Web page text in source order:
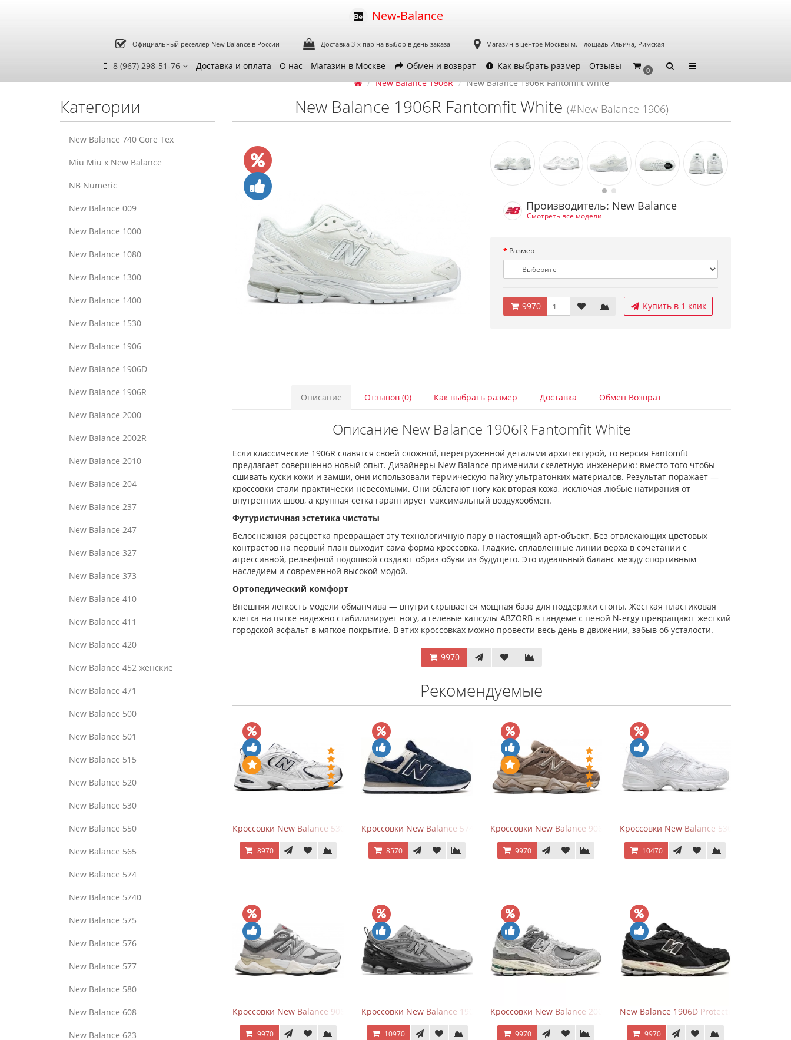
New-Balance
Официальный реселлер New Balance в России Доставка 3-х пар на выбор в день заказа Магазин в центре Москвы м. Площадь Ильича, Римская
8 (967) 298-51-76 Доставка и оплата О нас Магазин в Москве Обмен и возврат Как выбрать размер Отзывы 0
Категории
New Balance 740 Gore Tex
Miu Miu x New Balance
NB Numeric
New Balance 009
New Balance 1000
New Balance 1080
New Balance 1300
New Balance 1400
New Balance 1530
New Balance 1906
New Balance 1906D
New Balance 1906R
New Balance 2000
New Balance 2002R
New Balance 2010
New Balance 204
New Balance 237
New Balance 247
New Balance 327
New Balance 373
New Balance 410
New Balance 411
New Balance 420
New Balance 452 женские
New Balance 471
New Balance 500
New Balance 501
New Balance 515
New Balance 520
New Balance 530
New Balance 550
New Balance 565
New Balance 574
New Balance 5740
New Balance 575
New Balance 576
New Balance 577
New Balance 580
New Balance 608
New Balance 623
New Balance 1906R New Balance 1906R Fantomfit White
New Balance 1906R Fantomfit White (#New Balance 1906)
Производитель: New Balance
Смотреть все модели
Размер
9970 Купить в 1 клик
Описание Отзывов (0) Как выбрать размер Доставка Обмен Возврат
Описание New Balance 1906R Fantomfit White
Если классические 1906R славятся своей сложной, перегруженной деталями архитектурой, то версия Fantomfit
предлагает совершенно новый опыт. Дизайнеры New Balance применили скелетную инженерию: вместо того чтобы
сшивать куски кожи и замши, они использовали термическую пайку ультратонких материалов. Результат поражает —
кроссовки стали практически невесомыми. Они облегают ногу как вторая кожа, исключая любые натирания от
внутренних швов, а крупная сетка гарантирует максимальный воздухообмен.
Футуристичная эстетика чистоты
Белоснежная расцветка превращает эту технологичную пару в настоящий арт-объект. Без отвлекающих цветовых
контрастов на первый план выходит сама форма кроссовка. Гладкие, сплавленные линии верха в сочетании с
агрессивной, рельефной подошвой создают образ обуви из будущего. Это идеальный баланс между спортивным
наследием и современной высокой модой.
Ортопедический комфорт
Внешняя легкость модели обманчива — внутри скрывается мощная база для поддержки стопы. Жесткая пластиковая
клетка на пятке надежно стабилизирует ногу, а гелевые капсулы ABZORB в тандеме с пеной N-ergy превращают жесткий
городской асфальт в мягкое покрытие. В этих кроссовках можно провести весь день в движении, забыв об усталости.
9970
Рекомендуемые
Кроссовки New Balance 530 White Silver Navy
8970
Кроссовки New Balance 574 Navy Blue White
8570
Кроссовки New Balance 9060 Mushroom
9970
Кроссовки New Balance 530 Total White
10470
Кроссовки New Balance 9060 Rain Cloud Grey
9970
Кроссовки New Balance 1906R Brighton Grey
10970
Кроссовки New Balance 2002R Protection Pack Grey
9970
New Balance 1906D Protection Pack Black
9970